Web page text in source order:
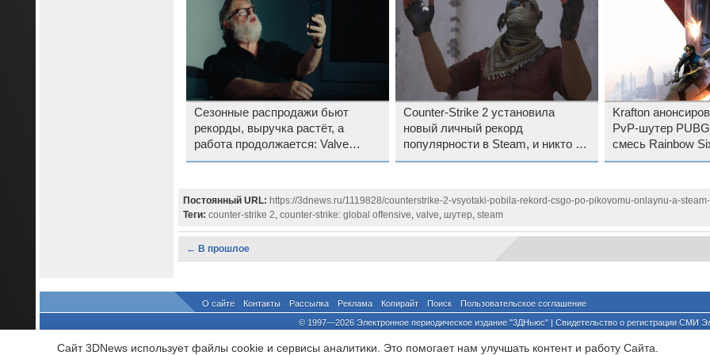
Сезонные распродажи бьют
рекорды, выручка растёт, а
работа продолжается: Valve
подвела итоги 2024 года для
Counter-Strike 2 установила
новый личный рекорд
популярности в Steam, и никто не
знает причину
Krafton
PvP-шутер
смесь Rainbow
Counter-Strike 2
Постоянный URL: https://3dnews.ru/1119828/counterstrike-2-vsyotaki-pobila-rekord-csgo-po-pikovomu-onlaynu-a-
Теги: counter-strike 2, counter-strike: global offensive, valve, шутер, steam
← В прошлое
О сайте Контакты Рассылка Реклама Копирайт Поиск Пользовательское соглашение
© 1997—2026 Электронное периодическое издание "3ДНьюс" | Свидетельство о регистрации СМИ
При цитировании документа ссылка на сайт с указанием автора обязательна. Полное заимствование
Сайт 3DNews использует файлы cookie и сервисы аналитики. Это помогает нам улучшать контент и работу Cайта.